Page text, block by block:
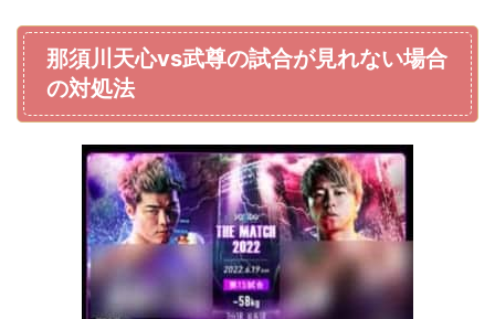
那須川天心vs武尊の試合が見れない場合
の対処法